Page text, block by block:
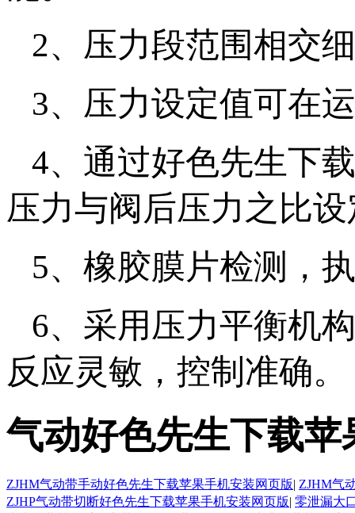
2、压力段范围相交细
3、压力设定值可在
4、通过好色先生
压力与阀后压力之比设定为
5、橡胶膜片检测
6、采用压力平衡
反应灵敏，控制准确。
气动好色先生下载
ZJHM气动带手动好色先生下载苹果手机安装网页版| ZJHM气
ZJHP气动带切断好色先生下载苹果手机安装网页版| 零泄漏大